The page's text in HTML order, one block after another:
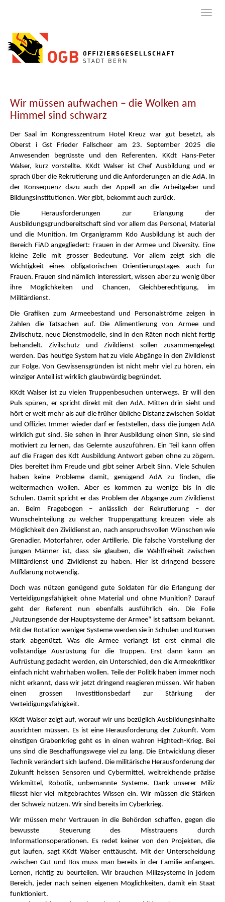
Wir müssen aufwachen – die Wolken am
Himmel sind schwarz
Der Saal im Kongresszentrum Hotel Kreuz war gut besetzt, als
Oberst i Gst Frieder Fallscheer am 23. September 2025 die
Anwesenden begrüsste und den Referenten, KKdt Hans-Peter
Walser, kurz vorstellte. KKdt Walser ist Chef Ausbildung und er
sprach über die Rekrutierung und die Anforderungen an die AdA. In
der Konsequenz dazu auch der Appell an die Arbeitgeber und
Bildungsinstitutionen. Wer gibt, bekommt auch zurück.
Die Herausforderungen zur Erlangung der
Ausbildungsgrundbereitschaft sind vor allem das Personal, Material
und die Munition. Im Organigramm Kdo Ausbildung ist auch der
Bereich FiAD angegliedert: Frauen in der Armee und Diversity. Eine
kleine Zelle mit grosser Bedeutung. Vor allem zeigt sich die
Wichtigkeit eines obligatorischen Orientierungstages auch für
Frauen. Frauen sind nämlich interessiert, wissen aber zu wenig über
ihre Möglichkeiten und Chancen, Gleichberechtigung, im
Militärdienst.
Die Grafiken zum Armeebestand und Personalströme zeigen in
Zahlen die Tatsachen auf. Die Alimentierung von Armee und
Zivilschutz, neue Dienstmodelle, sind in den Räten noch nicht fertig
behandelt. Zivilschutz und Zivildienst sollen zusammengelegt
werden. Das heutige System hat zu viele Abgänge in den Zivildienst
zur Folge. Von Gewissensgründen ist nicht mehr viel zu hören, ein
winziger Anteil ist wirklich glaubwürdig begründet.
KKdt Walser ist zu vielen Truppenbesuchen unterwegs. Er will den
Puls spüren, er spricht direkt mit den AdA. Mitten drin sieht und
hört er weit mehr als auf die früher übliche Distanz zwischen Soldat
und Offizier. Immer wieder darf er feststellen, dass die jungen AdA
wirklich gut sind. Sie sehen in ihrer Ausbildung einen Sinn, sie sind
motiviert zu lernen, das Gelernte auszuführen. Ein Teil kann offen
auf die Fragen des Kdt Ausbildung Antwort geben ohne zu zögern.
Dies bereitet ihm Freude und gibt seiner Arbeit Sinn. Viele Schulen
haben keine Probleme damit, genügend AdA zu finden, die
weitermachen wollen. Aber es kommen zu wenige bis in die
Schulen. Damit spricht er das Problem der Abgänge zum Zivildienst
an. Beim Fragebogen – anlässlich der Rekrutierung – der
Wunscheinteilung zu welcher Truppengattung kreuzen viele als
Möglichkeit den Zivildienst an, nach anspruchsvollen Wünschen wie
Grenadier, Motorfahrer, oder Artillerie. Die falsche Vorstellung der
jungen Männer ist, dass sie glauben, die Wahlfreiheit zwischen
Militärdienst und Zivildienst zu haben. Hier ist dringend bessere
Aufklärung notwendig.
Doch was nützen genügend gute Soldaten für die Erlangung der
Verteidigungsfähigkeit ohne Material und ohne Munition? Darauf
geht der Referent nun ebenfalls ausführlich ein. Die Folie
„Nutzungsende der Hauptsysteme der Armee“ ist sattsam bekannt.
Mit der Rotation weniger Systeme werden sie in Schulen und Kursen
stark abgenützt. Was die Armee verlangt ist erst einmal die
vollständige Ausrüstung für die Truppen. Erst dann kann an
Aufrüstung gedacht werden, ein Unterschied, den die Armeekritiker
einfach nicht wahrhaben wollen. Teile der Politik haben immer noch
nicht erkannt, dass wir jetzt dringend reagieren müssen. Wir haben
einen grossen Investitionsbedarf zur Stärkung der
Verteidigungsfähigkeit.
KKdt Walser zeigt auf, worauf wir uns bezüglich Ausbildungsinhalte
ausrichten müssen. Es ist eine Herausforderung der Zukunft. Vom
einstigen Grabenkrieg geht es in einen wahren Hightech-Krieg. Bei
uns sind die Beschaffungswege viel zu lang. Die Entwicklung dieser
Technik verändert sich laufend. Die militärische Herausforderung der
Zukunft heissen Sensoren und Cybermittel, weitreichende präzise
Wirkmittel, Robotik, unbemannte Systeme. Dank unserer Miliz
fliesst hier viel mitgebrachtes Wissen ein. Wir müssen die Stärken
der Schweiz nützen. Wir sind bereits im Cyberkrieg.
Wir müssen mehr Vertrauen in die Behörden schaffen, gegen die
bewusste Steuerung des Misstrauens durch
Informationsoperationen. Es redet keiner von den Projekten, die
gut laufen, sagt KKdt Walser enttäuscht. Mit der Unterscheidung
zwischen Gut und Bös muss man bereits in der Familie anfangen.
Lernen, richtig zu beurteilen. Wir brauchen Milizsysteme in jedem
Bereich, jeder nach seinen eigenen Möglichkeiten, damit ein Staat
funktioniert.